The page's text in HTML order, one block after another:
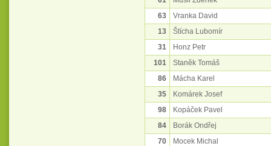
63
Vranka David
13
Štícha Lubomír
31
Honz Petr
101
Staněk Tomáš
86
Mácha Karel
35
Komárek Josef
98
Kopáček Pavel
84
Borák Ondřej
70
Mocek Michal